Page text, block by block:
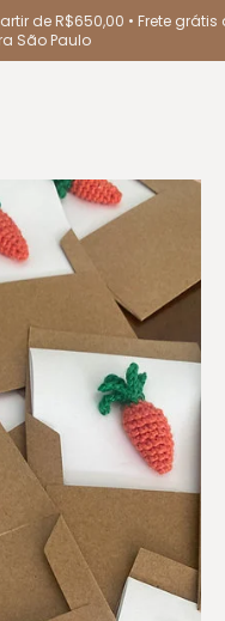
de R$650,00 • Frete grátis
São Paulo